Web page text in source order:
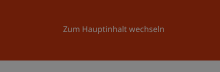
Zum Hauptinhalt wechseln
Universität Aktuelles